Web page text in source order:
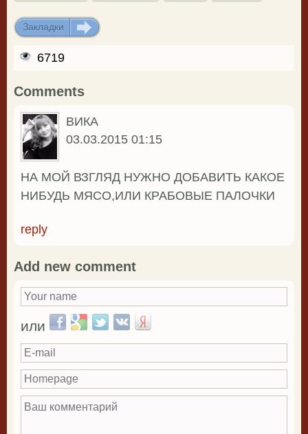
Закладки ДОБАВИТЬ
6719
Comments
ВИКА
03.03.2015 01:15
НА МОЙ ВЗГЛЯД НУЖНО ДОБАВИТЬ КАКОЕ
НИБУДЬ МЯСО,ИЛИ КРАБОВЫЕ ПАЛОЧКИ
reply
Add new comment
Your name
или Login with Facebook
Login with Google
Login with Twitter
Login with VKontakte
Login with Yandex
E-mail
Homepage
Ваш комментарий